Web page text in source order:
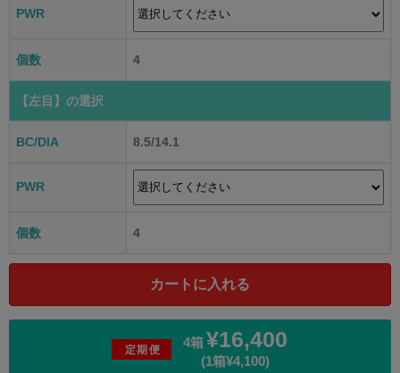
PWR
個数 4
【左目】 の選択
BC/DIA 8.5/14.1
PWR
個数 4
定期便 4箱 ¥16,400
(1箱¥4,100)